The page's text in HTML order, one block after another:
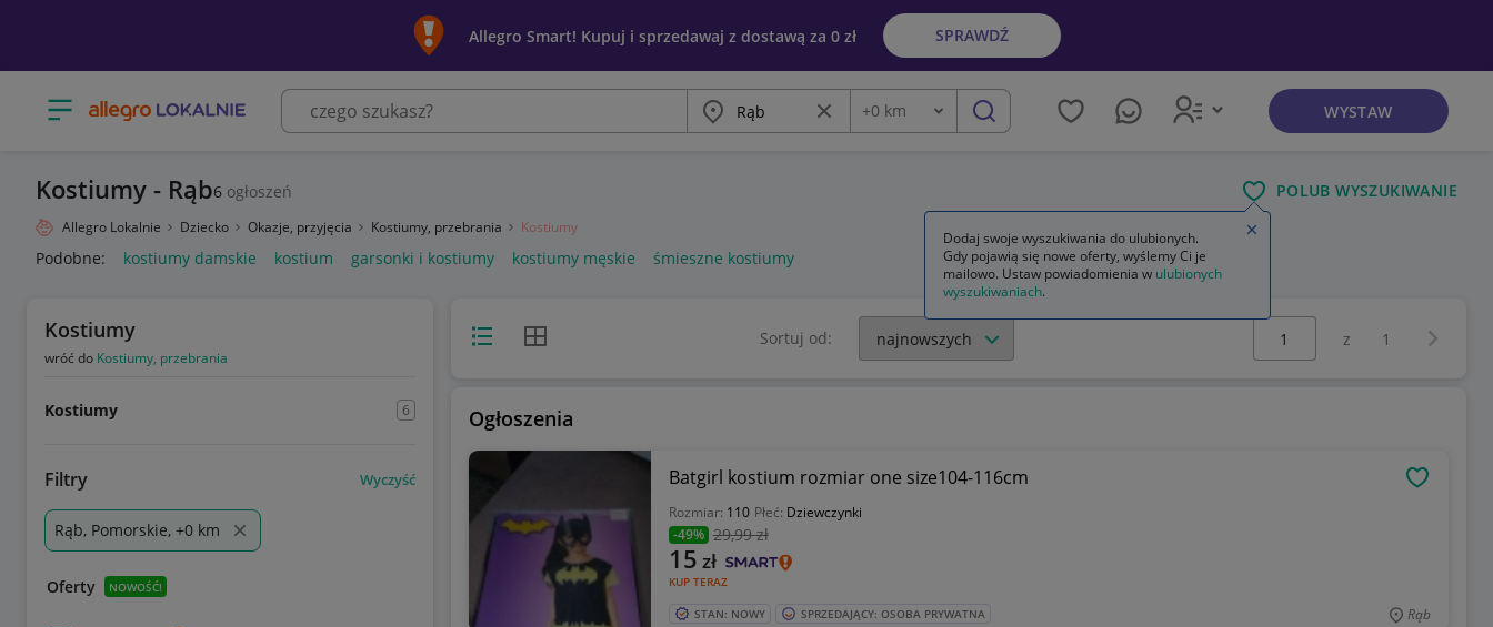
Allegro Smart! Kupuj i sprzedawaj z dostawą za 0 zł SPRAWDŹ
Otwórz menu z kategoriami Miasto Wyczyść frazę
Odległość
+0 km szukaj WYSTAW
Kostiumy - Rąb6 ogłoszeń POLUB WYSZUKIWANIE
Allegro Lokalnie Dziecko Okazje, przyjęcia Kostiumy, przebrania Kostiumy
Podobne: kostiumy damskie kostium garsonki i kostiumy kostiumy męskie śmieszne kostiumy
Kostiumy
wróć do Kostiumy, przebrania
Kostiumy 6
Filtry Wyczyść
Rąb, Pomorskie, +0 km
Oferty NOWOŚĆ!
Widok listyWidok siatki Sortuj od:
Wybierz stronę:
z 1
Ogłoszenia
Batgirl kostium rozmiar one size104-116cm
Rozmiar: 110 Płeć: Dziewczynki
-49% 29,99 zł
KUP TERAZ
15 zł
STAN: NOWY SPRZEDAJĄCY: OSOBA PRYWATNA Rąb
Dodaj swoje wyszukiwania do ulubionych.
Gdy pojawią się nowe oferty, wyślemy Ci je
mailowo. Ustaw powiadomienia w ulubionych
wyszukiwaniach.
Zamknij wskazówkę